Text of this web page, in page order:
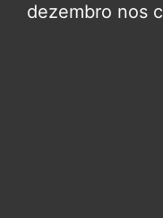
dezembro nos